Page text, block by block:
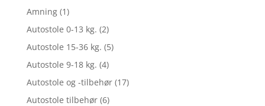
Amning (1)
Autostole 0-13 kg. (2)
Autostole 15-36 kg. (5)
Autostole 9-18 kg. (4)
Autostole og -tilbehør (17)
Autostole tilbehør (6)